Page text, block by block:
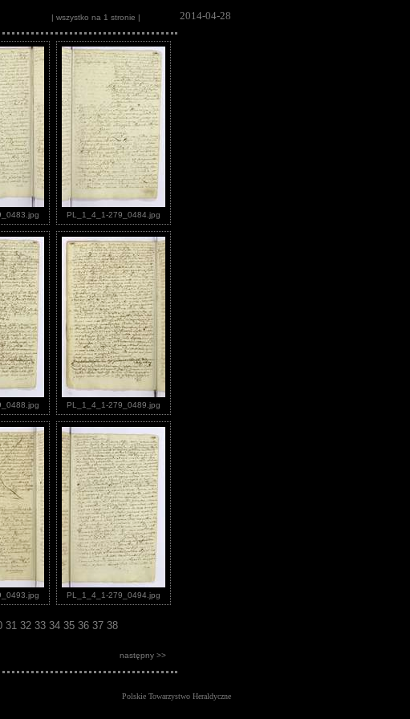
| wszystko na 1 stronie | 2014-04-28
PL_1_4_1-279_0484.jpg
PL_1_4_1-279_0489.jpg
PL_1_4_1-279_0494.jpg
31 32 33 34 35 36 37 38
następny >>
Polskie Towarzystwo Heraldyczne